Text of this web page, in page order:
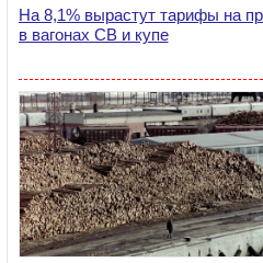
На 8,1% вырастут тарифы на
в вагонах СВ и купе